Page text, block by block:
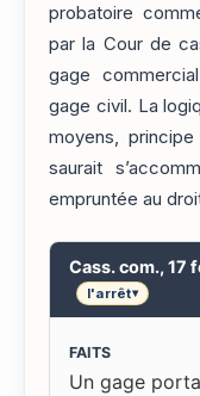
probatoire
par la Cour de
gage
gage civil. La
moyens,
saurait
empruntée au
Cass. com., 17
l'arrêt▾
FAITS
Un gage